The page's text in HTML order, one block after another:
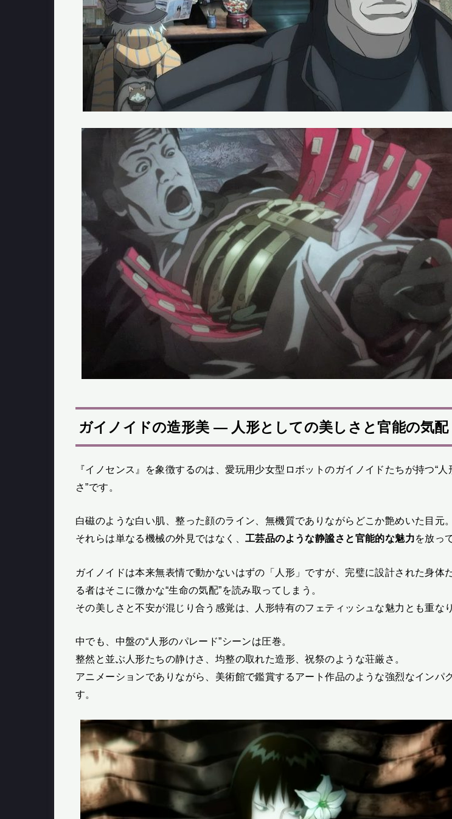
ガイノイドの造形美 — 人形としての美しさと官能の気配
『イノセンス』を象徴するのは、愛玩用少女型ロボットのガイノイドたちが持つ“人
さ”です。
白磁のような白い肌、整った顔のライン、無機質でありながらどこか艶めいた目元。
それらは単なる機械の外見ではなく、工芸品のような静謐さと官能的な魅力を放っ
ガイノイドは本来無表情で動かないはずの「人形」ですが、完璧に設計された身体
る者はそこに微かな“生命の気配”を読み取ってしまう。
その美しさと不安が混じり合う感覚は、人形特有のフェティッシュな魅力とも重な
中でも、中盤の“人形のパレード”シーンは圧巻。
整然と並ぶ人形たちの静けさ、均整の取れた造形、祝祭のような荘厳さ。
アニメーションでありながら、美術館で鑑賞するアート作品のような強烈なインパ
す。